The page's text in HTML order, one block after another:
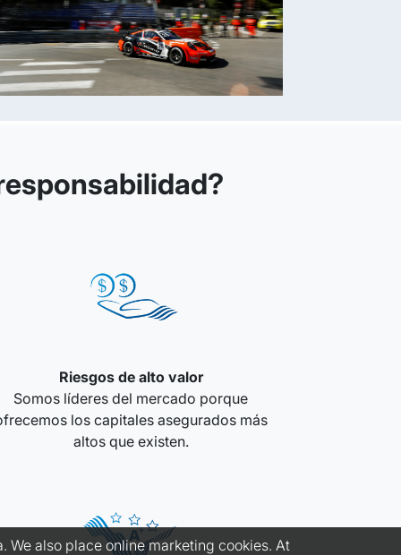
Riesgos de alto valor
Somos líderes del mercado porque
los capitales asegurados más
altos que existen.
We also place online marketing cookies. At